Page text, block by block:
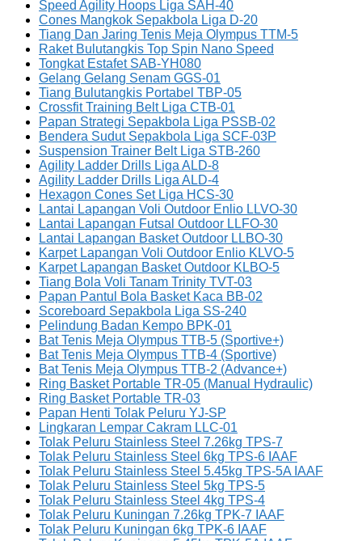
Speed Agility Hoops Liga SAH-40
Cones Mangkok Sepakbola Liga D-20
Tiang Dan Jaring Tenis Meja Olympus TTM-5
Raket Bulutangkis Top Spin Nano Speed
Tongkat Estafet SAB-YH080
Gelang Gelang Senam GGS-01
Tiang Bulutangkis Portabel TBP-05
Crossfit Training Belt Liga CTB-01
Papan Strategi Sepakbola Liga PSSB-02
Bendera Sudut Sepakbola Liga SCF-03P
Suspension Trainer Belt Liga STB-260
Agility Ladder Drills Liga ALD-8
Agility Ladder Drills Liga ALD-4
Hexagon Cones Set Liga HCS-30
Lantai Lapangan Voli Outdoor Enlio LLVO-30
Lantai Lapangan Futsal Outdoor LLFO-30
Lantai Lapangan Basket Outdoor LLBO-30
Karpet Lapangan Voli Outdoor Enlio KLVO-5
Karpet Lapangan Basket Outdoor KLBO-5
Tiang Bola Voli Tanam Trinity TVT-03
Papan Pantul Bola Basket Kaca BB-02
Scoreboard Sepakbola Liga SS-240
Pelindung Badan Kempo BPK-01
Bat Tenis Meja Olympus TTB-5 (Sportive+)
Bat Tenis Meja Olympus TTB-4 (Sportive)
Bat Tenis Meja Olympus TTB-2 (Advance+)
Ring Basket Portable TR-05 (Manual Hydraulic)
Ring Basket Portable TR-03
Papan Henti Tolak Peluru YJ-SP
Lingkaran Lempar Cakram LLC-01
Tolak Peluru Stainless Steel 7.26kg TPS-7
Tolak Peluru Stainless Steel 6kg TPS-6 IAAF
Tolak Peluru Stainless Steel 5.45kg TPS-5A IAAF
Tolak Peluru Stainless Steel 5kg TPS-5
Tolak Peluru Stainless Steel 4kg TPS-4
Tolak Peluru Kuningan 7.26kg TPK-7 IAAF
Tolak Peluru Kuningan 6kg TPK-6 IAAF